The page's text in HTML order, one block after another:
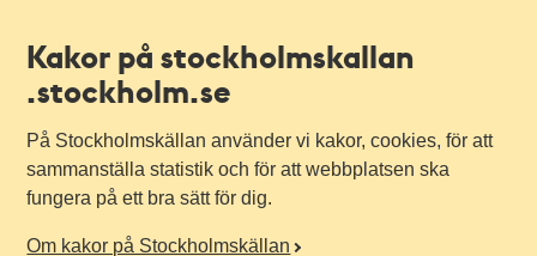
Kakor på stockholmskallan
.stockholm.se
På Stockholmskällan använder vi kakor, cookies, för att
sammanställa statistik och för att webbplatsen ska
fungera på ett bra sätt för dig.
Om kakor på Stockholmskällan